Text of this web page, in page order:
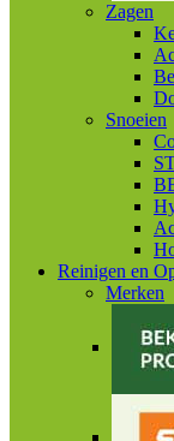
Zagen
Snoeien
Reinigen en
Merken